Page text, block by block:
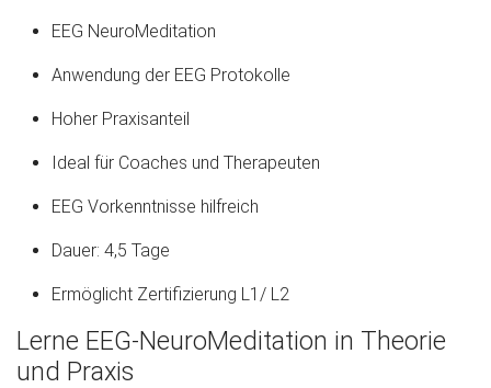
EEG NeuroMeditation
Anwendung der EEG Protokolle
Hoher Praxisanteil
Ideal für Coaches und Therapeuten
EEG Vorkenntnisse hilfreich
Dauer: 4,5 Tage
Ermöglicht Zertifizierung L1/ L2
Lerne EEG-NeuroMeditation in Theorie
und Praxis